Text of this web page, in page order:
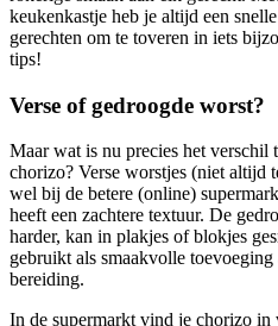
keukenkastje heb je altijd een
gerechten om te toveren in iets
tips!
Verse of gedroogde worst?
Maar wat is nu precies het verschil
chorizo? Verse worstjes (niet altijd
wel bij de betere (online)
heeft een zachtere textuur. De
harder, kan in plakjes of blokjes
gebruikt als smaakvolle
bereiding.
In de supermarkt vind je chorizo in